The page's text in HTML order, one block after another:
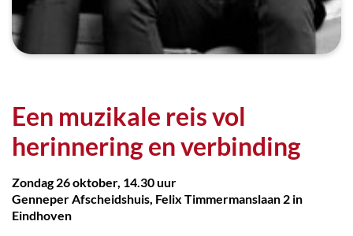
Een muzikale reis vol
herinnering en verbinding
Zondag 26 oktober, 14.30 uur
Genneper Afscheidshuis, Felix Timmermanslaan 2 in
Eindhoven